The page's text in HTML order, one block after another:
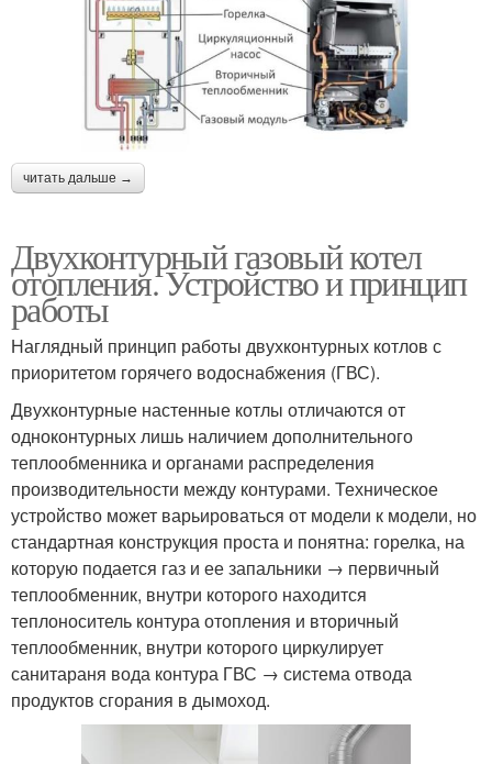
читать дальше →
Двухконтурный газовый котел
отопления. Устройство и принцип
работы
Наглядный принцип работы двухконтурных котлов с
приоритетом горячего водоснабжения (ГВС).
Двухконтурные настенные котлы отличаются от
одноконтурных лишь наличием дополнительного
теплообменника и органами распределения
производительности между контурами. Техническое
устройство может варьироваться от модели к модели, но
стандартная конструкция проста и понятна: горелка, на
которую подается газ и ее запальники → первичный
теплообменник, внутри которого находится
теплоноситель контура отопления и вторичный
теплообменник, внутри которого циркулирует
санитараня вода контура ГВС → система отвода
продуктов сгорания в дымоход.